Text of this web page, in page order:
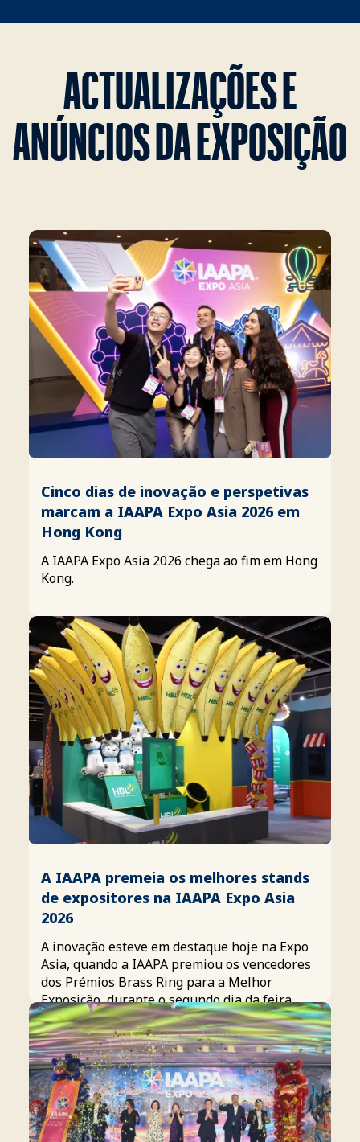
ACTUALIZAÇÕES E
ANÚNCIOS DA EXPOSIÇÃO
Cinco dias de inovação e perspetivas
marcam a IAAPA Expo Asia 2026 em
Hong Kong
A IAAPA Expo Asia 2026 chega ao fim em Hong
Kong.
A IAAPA premeia os melhores stands
de expositores na IAAPA Expo Asia
2026
A inovação esteve em destaque hoje na Expo
Asia, quando a IAAPA premiou os vencedores
dos Prémios Brass Ring para a Melhor
Exposição, durante o segundo dia da feira.